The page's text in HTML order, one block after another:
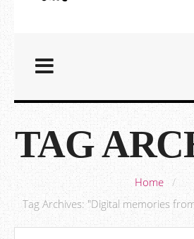
TAG
Home /
Tag Archives: "Digital memories